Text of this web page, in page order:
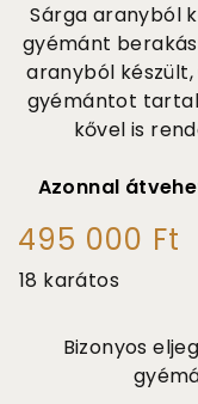
Sárga aranyból
gyémánt
aranyból készült,
gyémántot
kővel is
Azonnal
495 000 Ft
18 karátos
Bizonyos